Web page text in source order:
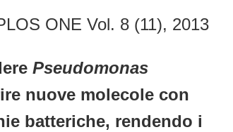
ONE Vol. 8 (11), 2013
Pseudomonas
nuove molecole con
batteriche, rendendo i